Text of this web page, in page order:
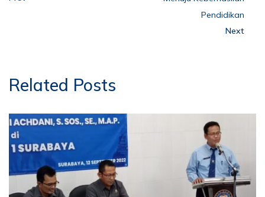
Pendidikan
Next
Related Posts